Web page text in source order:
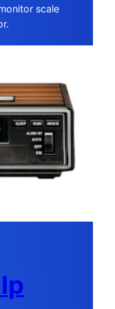
scale